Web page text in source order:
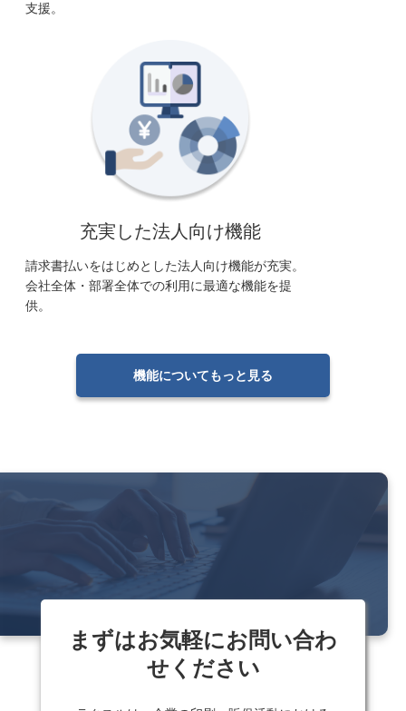
支援。
充実した法人向け機能
請求書払いをはじめとした法人向け機能が充実。
会社全体・部署全体での利用に最適な機能を提
供。
機能についてもっと見る
まずはお気軽にお問い合わ
せください